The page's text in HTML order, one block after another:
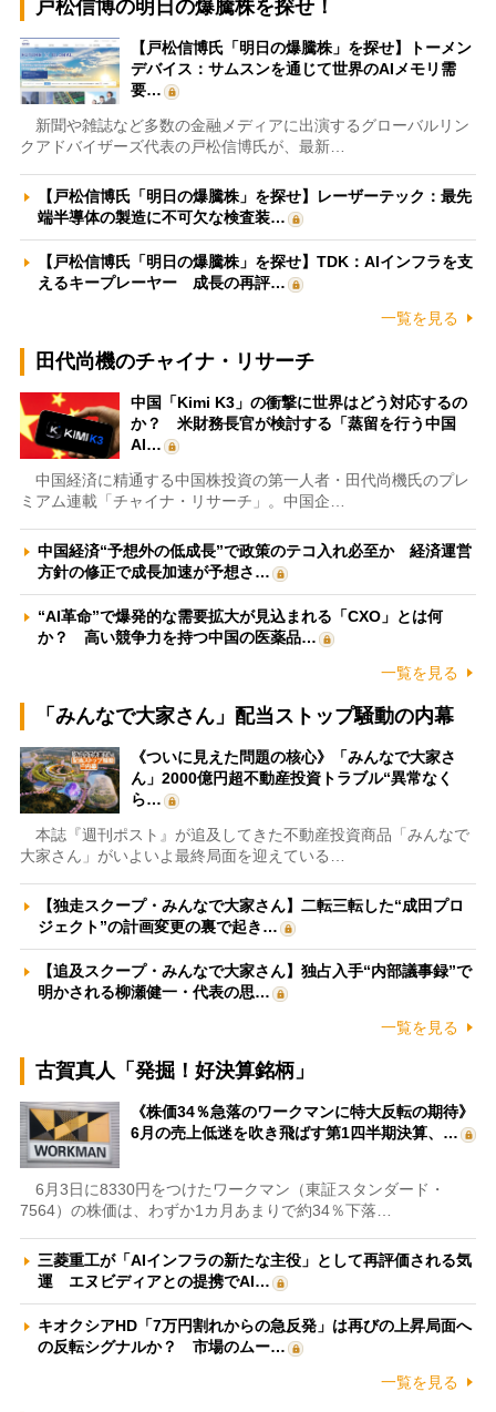
戸松信博の明日の爆騰株を探せ！
【戸松信博氏「明日の爆騰株」を探せ】トーメン
デバイス：サムスンを通じて世界のAIメモリ需
要…
新聞や雑誌など多数の金融メディアに出演するグローバルリン
クアドバイザーズ代表の戸松信博氏が、最新…
【戸松信博氏「明日の爆騰株」を探せ】レーザーテック：最先
端半導体の製造に不可欠な検査装…
【戸松信博氏「明日の爆騰株」を探せ】TDK：AIインフラを支
えるキープレーヤー 成長の再評…
一覧を見る
田代尚機のチャイナ・リサーチ
中国「Kimi K3」の衝撃に世界はどう対応するの
か？ 米財務長官が検討する「蒸留を行う中国
AI…
中国経済に精通する中国株投資の第一人者・田代尚機氏のプレ
ミアム連載「チャイナ・リサーチ」。中国企…
中国経済“予想外の低成長”で政策のテコ入れ必至か 経済運営
方針の修正で成長加速が予想さ…
“AI革命”で爆発的な需要拡大が見込まれる「CXO」とは何
か？ 高い競争力を持つ中国の医薬品…
一覧を見る
「みんなで大家さん」配当ストップ騒動の内幕
《ついに見えた問題の核心》「みんなで大家さ
ん」2000億円超不動産投資トラブル“異常なく
ら…
本誌『週刊ポスト』が追及してきた不動産投資商品「みんなで
大家さん」がいよいよ最終局面を迎えている…
【独走スクープ・みんなで大家さん】二転三転した“成田プロ
ジェクト”の計画変更の裏で起き…
【追及スクープ・みんなで大家さん】独占入手“内部議事録”で
明かされる柳瀬健一・代表の思…
一覧を見る
古賀真人「発掘！好決算銘柄」
《株価34％急落のワークマンに特大反転の期待》
6月の売上低迷を吹き飛ばす第1四半期決算、…
6月3日に8330円をつけたワークマン（東証スタンダード・
7564）の株価は、わずか1カ月あまりで約34％下落…
三菱重工が「AIインフラの新たな主役」として再評価される気
運 エヌビディアとの提携でAI…
キオクシアHD「7万円割れからの急反発」は再びの上昇局面へ
の反転シグナルか？ 市場のムー…
一覧を見る